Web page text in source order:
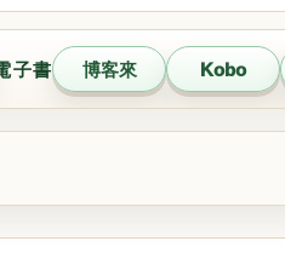
子書 博客來 Kobo